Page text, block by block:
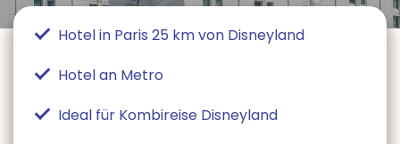
Hotel in Paris 25 km von Disneyland
Hotel an Metro
Ideal für Kombireise Disneyland